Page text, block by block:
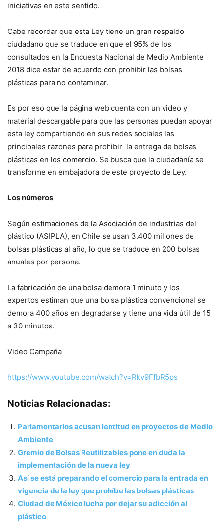
iniciativas en este sentido.
Cabe recordar que esta Ley tiene un gran respaldo
ciudadano que se traduce en que el 95% de los
consultados en la Encuesta Nacional de Medio Ambiente
2018 dice estar de acuerdo con prohibir las bolsas
plásticas para no contaminar.
Es por eso que la página web cuenta con un video y
material descargable para que las personas puedan apoyar
esta ley compartiendo en sus redes sociales las
principales razones para prohibir la entrega de bolsas
plásticas en los comercio. Se busca que la ciudadanía se
transforme en embajadora de este proyecto de Ley.
Los números
Según estimaciones de la Asociación de industrias del
plástico (ASIPLA), en Chile se usan 3.400 millones de
bolsas plásticas al año, lo que se traduce en 200 bolsas
anuales por persona.
La fabricación de una bolsa demora 1 minuto y los
expertos estiman que una bolsa plástica convencional se
demora 400 años en degradarse y tiene una vida útil de 15
a 30 minutos.
Video Campaña
https://www.youtube.com/watch?v=Rkv9FfbR5ps
Noticias Relacionadas:
Parlamentarios acusan lentitud en proyectos de Medio
Ambiente
Gremio de Bolsas Reutilizables pone en duda la
implementación de la nueva ley
Así se está preparando el comercio para la entrada en
vigencia de la ley que prohíbe las bolsas plásticas
Ciudad de México lucha por dejar su adicción al
plástico